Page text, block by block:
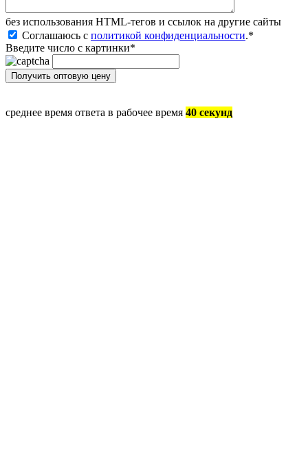
без иcпользования HTML-тегов и ссылок на другие сайты
Соглашаюсь с политикой конфиденциальности.*
Введите число с картинки*
среднее время ответа в рабочее время 40 секунд